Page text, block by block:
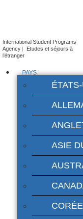
International Student Programs
Agency | Etudes et séjours à
l’étranger
PAYS
ASIE